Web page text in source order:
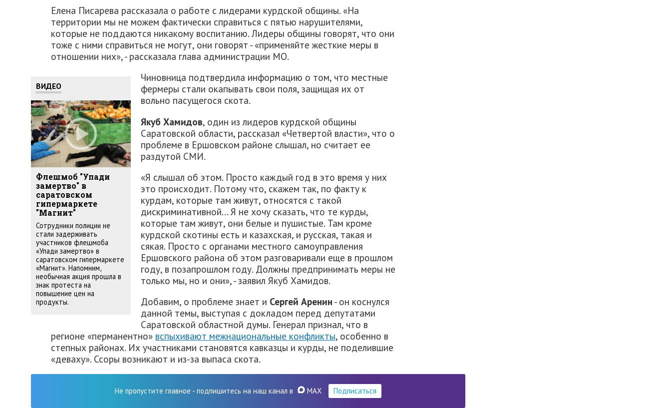
Елена Писарева рассказала о работе с лидерами курдской общины. «На
территории мы не можем фактически справиться с пятью нарушителями,
которые не поддаются никакому воспитанию. Лидеры общины говорят, что они
тоже с ними справиться не могут, они говорят - «применяйте жесткие меры в
отношении них», - рассказала глава администрации МО.
ВИДЕО
Флешмоб "Упади
замертво" в
саратовском
гипермаркете
"Магнит"
Сотрудники полиции не
стали задерживать
участников флешмоба
«Упади замертво» в
саратовском гипермаркете
«Магнит». Напомним,
необычная акция прошла в
знак протеста на
повышение цен на
продукты.
Чиновница подтвердила информацию о том, что местные
фермеры стали окапывать свои поля, защищая их от
вольно пасущегося скота.
Якуб Хамидов, один из лидеров курдской общины
Саратовской области, рассказал «Четвертой власти», что о
проблеме в Ершовском районе слышал, но считает ее
раздутой СМИ.
«Я слышал об этом. Просто каждый год в это время у них
это происходит. Потому что, скажем так, по факту к
курдам, которые там живут, относятся с такой
дискриминативной... Я не хочу сказать, что те курды,
которые там живут, они белые и пушистые. Там кроме
курдской скотины есть и казахская, и русская, такая и
сякая. Просто с органами местного самоуправления
Ершовского района об этом разговаривали еще в прошлом
году, в позапрошлом году. Должны предпринимать меры не
только мы, но и они», - заявил Якуб Хамидов.
Добавим, о проблеме знает и Сергей Аренин - он коснулся
данной темы, выступая с докладом перед депутатами
Саратовской областной думы. Генерал признал, что в
регионе «перманентно» вспыхивают межнациональные конфликты, особенно в
степных районах. Их участниками становятся кавказцы и курды, не поделившие
«деваху». Ссоры возникают и из-за выпаса скота.
Не пропустите главное - подпишитесь на наш канал в MAX Подписаться